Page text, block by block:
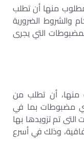
منها أن تطلب
والشروط الضرورية
التي يجرى
منها، أن تطلب من
أي مضبوطات بما في
التى تم تزويدها بها
وذلك في أسرع